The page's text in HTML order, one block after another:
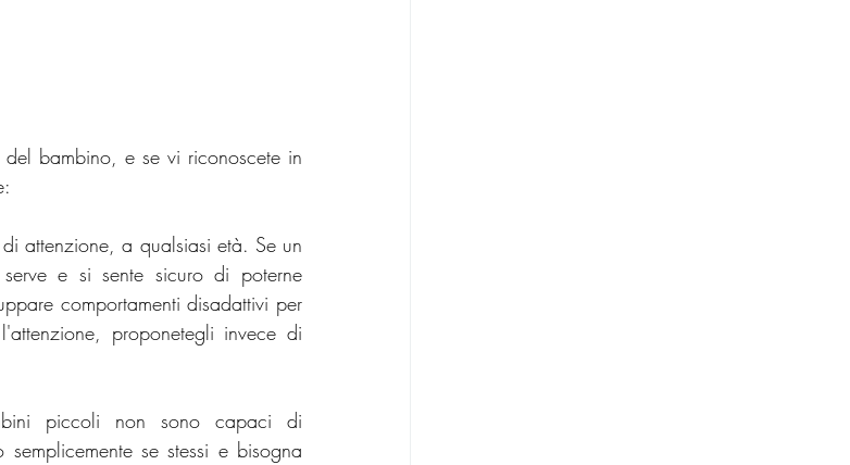
bambino, e se vi riconoscete in
attenzione, a qualsiasi età. Se un
e si sente sicuro di poterne
comportamenti disadattivi per
proponetegli invece di
piccoli non sono capaci di
se stessi e bisogna